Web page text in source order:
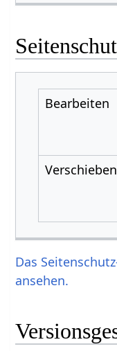
Bearbeiten
Verschieben
Das
ansehen.